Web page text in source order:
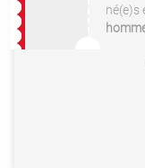
né(e)s